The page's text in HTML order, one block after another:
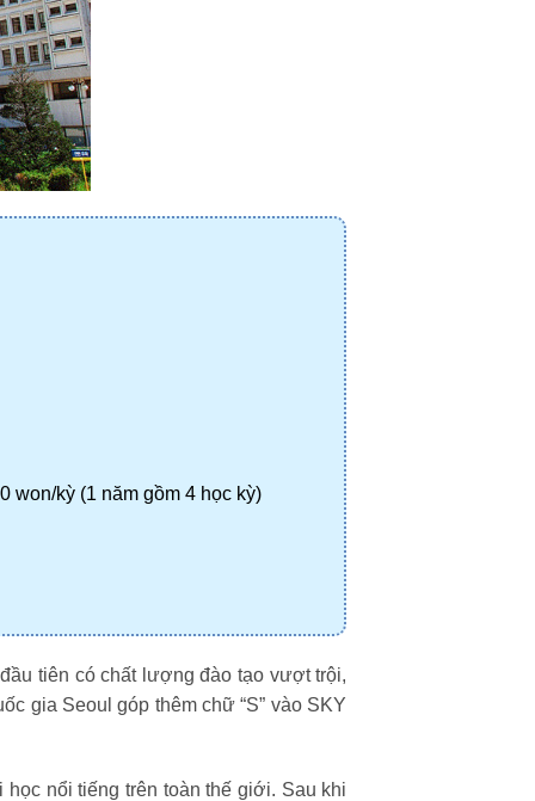
won/kỳ (1 năm gồm 4 học kỳ)
tiên có chất lượng đào tạo vượt trội,
gia Seoul góp thêm chữ “S” vào SKY
nổi tiếng trên toàn thế giới. Sau khi